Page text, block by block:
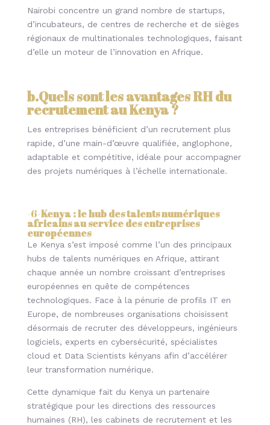
Nairobi concentre un grand nombre de startups,
d’incubateurs, de centres de recherche et de sièges
régionaux de multinationales technologiques, faisant
d’elle un moteur de l’innovation en Afrique.
b.Quels sont les avantages RH du
recrutement au Kenya ?
Les entreprises bénéficient d’un recrutement plus
rapide, d’une main-d’œuvre qualifiée, anglophone,
adaptable et compétitive, idéale pour accompagner
des projets numériques à l’échelle internationale.
-6-Kenya : le hub des talents numériques
africains au service des entreprises
européennes
Le Kenya s’est imposé comme l’un des principaux
hubs de talents numériques en Afrique, attirant
chaque année un nombre croissant d’entreprises
européennes en quête de compétences
technologiques. Face à la pénurie de profils IT en
Europe, de nombreuses organisations choisissent
désormais de recruter des développeurs, ingénieurs
logiciels, experts en cybersécurité, spécialistes
cloud et Data Scientists kényans afin d’accélérer
leur transformation numérique.
Cette dynamique fait du Kenya un partenaire
stratégique pour les directions des ressources
humaines (RH), les cabinets de recrutement et les